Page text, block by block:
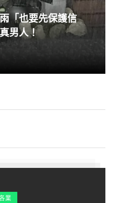
「也要先保護信
男人！
業